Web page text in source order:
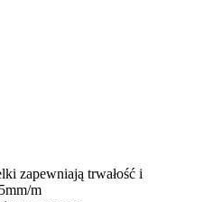
zapewniają trwałość i
m